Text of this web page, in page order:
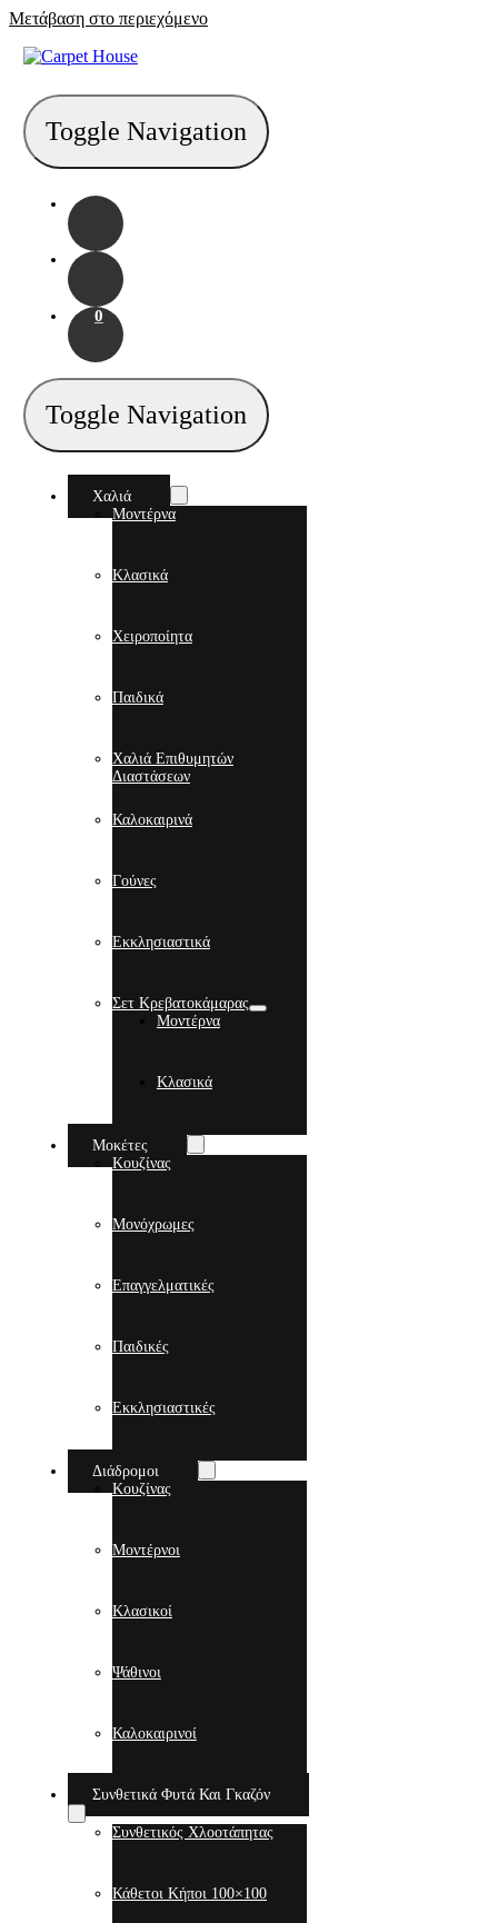
Μετάβαση στο περιεχόμενο
Toggle Navigation
0
Toggle Navigation
Χαλιά
Μοντέρνα
Κλασικά
Χειροποίητα
Παιδικά
Χαλιά Επιθυμητών
Διαστάσεων
Καλοκαιρινά
Γούνες
Εκκλησιαστικά
Σετ Κρεβατοκάμαρας
Μοντέρνα
Κλασικά
Μοκέτες
Κουζίνας
Μονόχρωμες
Επαγγελματικές
Παιδικές
Εκκλησιαστικές
Διάδρομοι
Κουζίνας
Μοντέρνοι
Κλασικοί
Ψάθινοι
Καλοκαιρινοί
Συνθετικά Φυτά Και Γκαζόν
Συνθετικός Χλοοτάπητας
Κάθετοι Κήποι 100×100